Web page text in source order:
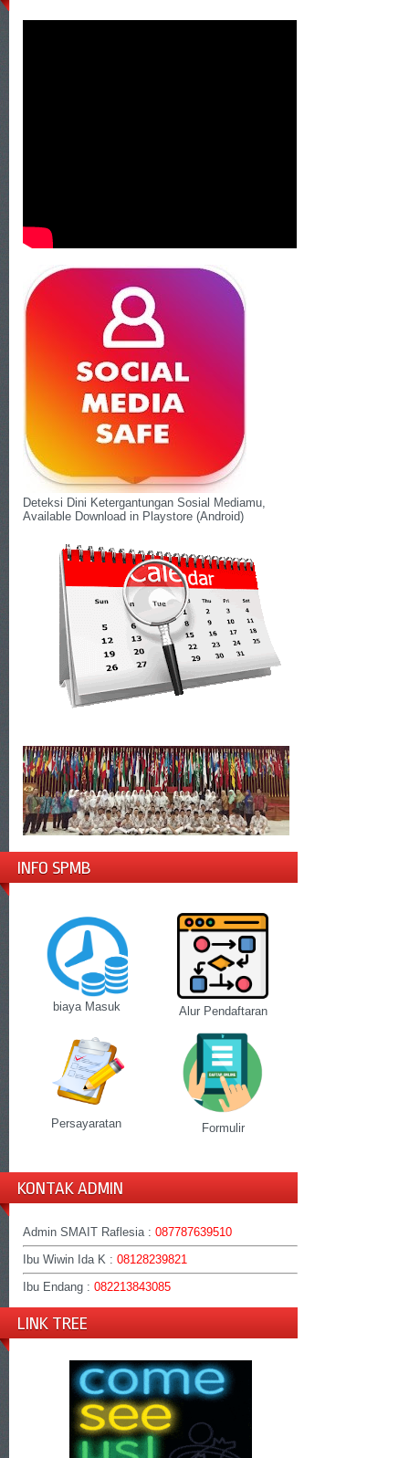
Deteksi Dini Ketergantungan Sosial Mediamu,
Available Download in Playstore (Android)
INFO SPMB
biaya Masuk Alur Pendaftaran
Persayaratan Formulir
KONTAK ADMIN
Admin SMAIT Raflesia : 087787639510
Ibu Wiwin Ida K : 08128239821
Ibu Endang : 082213843085
LINK TREE